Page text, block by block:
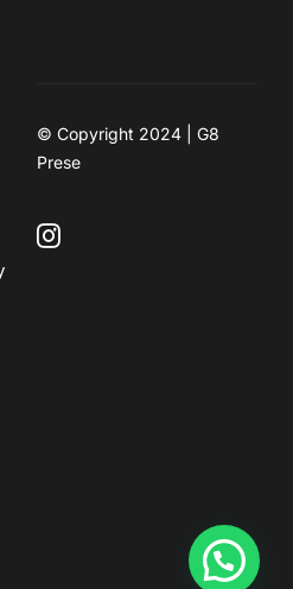
© Copyright 2024 | G8
Prese